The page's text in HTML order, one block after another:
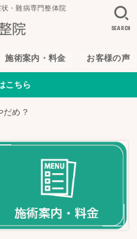
・難病専門整体院
施術案内・料金 お客様の声
SEARCH
こちら
だめ？